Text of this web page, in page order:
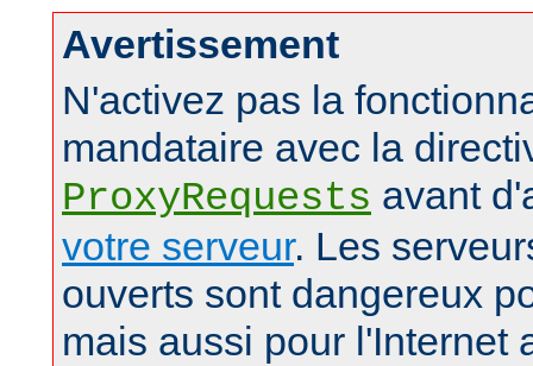
Avertissement
N'activez pas la
mandataire avec la
ProxyRequests avant
votre serveur. Les
ouverts sont dangereux
mais aussi pour l'Internet